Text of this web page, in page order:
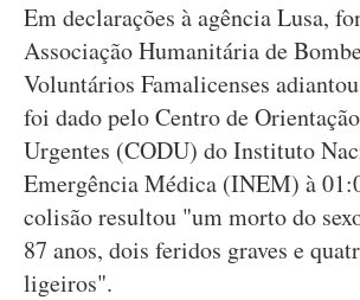
Em declarações à agência Lusa,
Associação Humanitária de
Voluntários Famalicenses
foi dado pelo Centro de
Urgentes (CODU) do Instituto
Emergência Médica (INEM) à
colisão resultou "um morto do
87 anos, dois feridos graves e
ligeiros".